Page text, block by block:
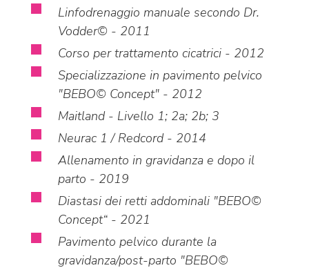
Linfodrenaggio manuale secondo Dr.
Vodder© - 2011
Corso per trattamento cicatrici - 2012
Specializzazione in pavimento pelvico
"BEBO© Concept" - 2012
Maitland - Livello 1; 2a; 2b; 3
Neurac 1 / Redcord - 2014
Allenamento in gravidanza e dopo il
parto - 2019
Diastasi dei retti addominali "BEBO©
Concept“ - 2021
Pavimento pelvico durante la
gravidanza/post-parto "BEBO©